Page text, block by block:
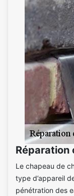
Réparation
Le chapeau de
type d’appareil
pénétration des